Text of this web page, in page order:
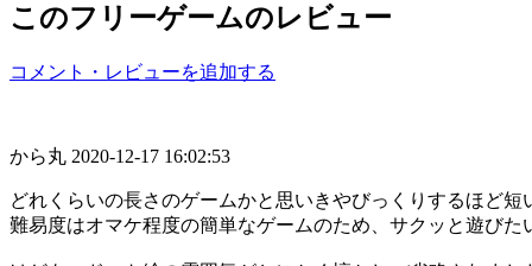
このフリーゲームのレビュー
コメント・レビューを追加する
から丸 2020-12-17 16:02:53
どれくらいの長さのゲームかと思いきやびっくりするほど短
難易度はオマケ程度の簡単なゲームのため、サクッと遊びた